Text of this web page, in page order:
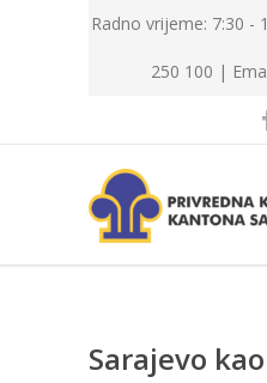
Radno vrijeme: 7:30 -
250 100 |
Sarajevo